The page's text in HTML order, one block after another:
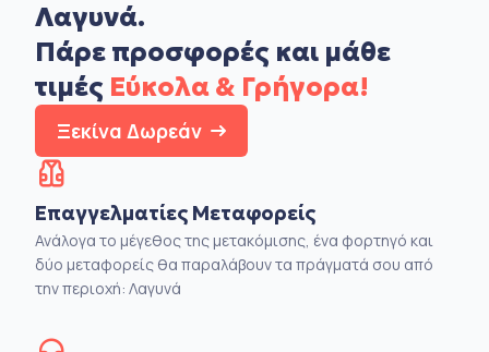
Λαγυνά.
Πάρε προσφορές και μάθε
τιμές Εύκολα & Γρήγορα!
Ξεκίνα Δωρεάν
Επαγγελματίες Μεταφορείς
Ανάλογα το μέγεθος της μετακόμισης, ένα φορτηγό και
δύο μεταφορείς θα παραλάβουν τα πράγματά σου από
την περιοχή: Λαγυνά